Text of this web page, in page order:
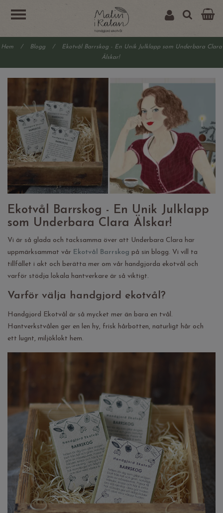
Hem / Blogg /
Ekotvål Barrskog - En Unik Julklapp som Underbara Clara
Älskar!
Ekotvål Barrskog - En Unik Julklapp
som Underbara Clara Älskar!
Vi är så glada och tacksamma över att Underbara Clara har
uppmärksammat vår Ekotvål Barrskog på sin blogg. Vi vill ta
tillfället i akt och berätta mer om vår handgjorda ekotvål och
varför stödja lokala hantverkare är så viktigt.
Varför välja handgjord ekotvål?
Handgjord Ekotvål är så mycket mer än bara en tvål.
Hantverkstvålen ger en len hy, frisk hårbotten, naturligt hår och
ett lugnt, miljöklokt hem.